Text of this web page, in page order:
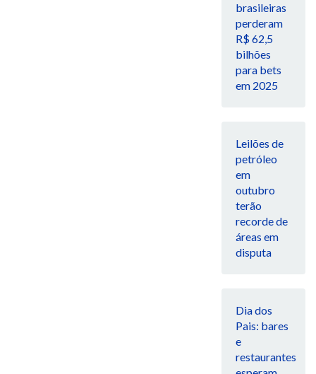
brasileiras
perderam
R$ 62,5
bilhões
para bets
em 2025
Leilões de
petróleo
em
outubro
terão
recorde de
áreas em
disputa
Dia dos
Pais: bares
e
restaurantes